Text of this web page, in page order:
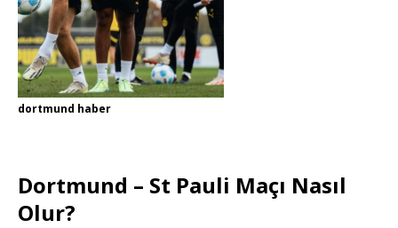
dortmund haber
Dortmund – St Pauli Maçı Nasıl
Olur?